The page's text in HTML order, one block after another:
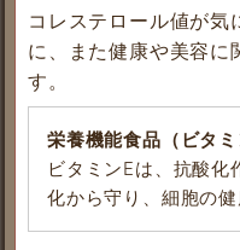
コレステロール値が気
に、また健康や美容に
す。
栄養機能食品（ビタミ
ビタミンEは、抗酸化
化から守り、細胞の